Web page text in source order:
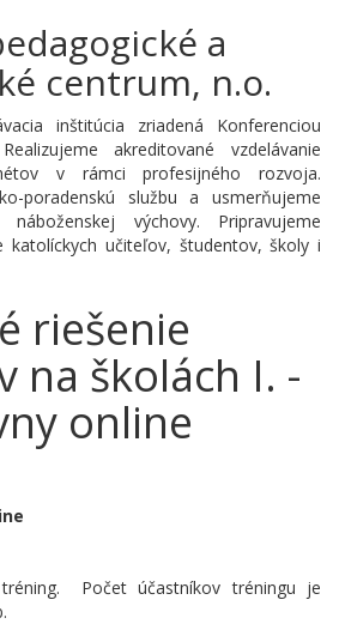
a
centrum, n.o.
inštitúcia zriadená Konferenciou
akreditované vzdelávanie
v rámci profesijného rozvoja.
poradenskú službu a usmerňujeme
náboženskej výchovy. Pripravujeme
katolíckych učiteľov, študentov, školy i
riešenie
na školách I. -
online
Počet účastníkov tréningu je